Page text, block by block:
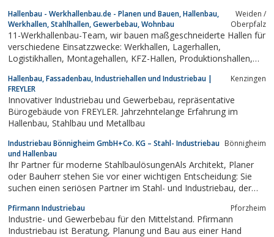
Hallenbau - Werkhallenbau.de - Planen und Bauen, Hallenbau,
Werkhallen, Stahlhallen, Gewerbebau, Wohnbau
Weiden /
Oberpfalz
11-Werkhallenbau-Team, wir bauen maßgeschneiderte Hallen für
verschiedene Einsatzzwecke: Werkhallen, Lagerhallen,
Logistikhallen, Montagehallen, KFZ-Hallen, Produktionshallen,
kostengünstige Lösung für den Neubau Ihrer Kfz-Werkstatt,
Lagerhalle bzw. Produktionshalle als...
Hallenbau, Fassadenbau, Industriehallen und Industriebau |
FREYLER
Kenzingen
Innovativer Industriebau und Gewerbebau, repräsentative
Bürogebäude von FREYLER. Jahrzehntelange Erfahrung im
Hallenbau, Stahlbau und Metallbau
Industriebau Bönnigheim GmbH+Co. KG – Stahl- Industriebau
und Hallenbau
Bönnigheim
Ihr Partner für moderne StahlbaulösungenAls Architekt, Planer
oder Bauherr stehen Sie vor einer wichtigen Entscheidung: Sie
suchen einen seriösen Partner im Stahl- und Industriebau, der
sondern auch größtmögliche Investitionssicherheit bieten
kann.Willkommen...
Pfirmann Industriebau Pforzheim
Industrie- und Gewerbebau für den Mittelstand. Pfirmann
Industriebau ist Beratung, Planung und Bau aus einer Hand